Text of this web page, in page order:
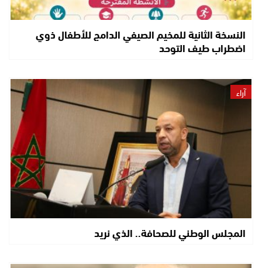
النسخة الثانية للمخيم الصيفي الدامج للأطفال ذوي
اضطراب طيف التوحد
آراء
المجلس الوطني للصحافة.. الذي نريد